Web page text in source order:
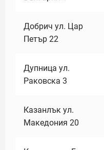
Добрич ул. Цар
Петър 22
Дупница ул.
Раковска 3
Казанлък ул.
Македония 20